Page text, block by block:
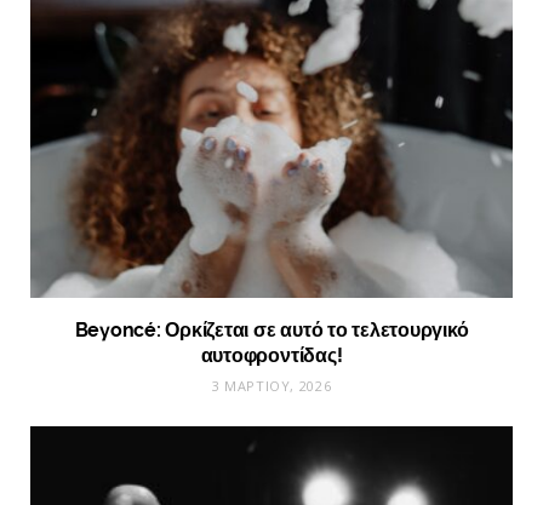
Beyoncé: Ορκίζεται σε αυτό το τελετουργικό
αυτοφροντίδας!
3 ΜΑΡΤΊΟΥ, 2026